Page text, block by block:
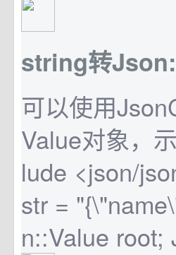
string转
可以使用
Value对象，
lude <json/
str =
n::Value root;